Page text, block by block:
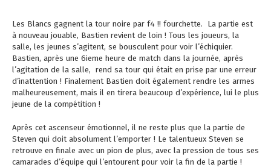
Les Blancs gagnent la tour noire par f4 !! fourchette. La partie est
à nouveau jouable, Bastien revient de loin ! Tous les joueurs, la
salle, les jeunes s’agitent, se bousculent pour voir l’échiquier.
Bastien, après une 6ieme heure de match dans la journée, après
l’agitation de la salle, rend sa tour qui était en prise par une erreur
d’inattention ! Finalement Bastien doit également rendre les armes
malheureusement, mais il en tirera beaucoup d’expérience, lui le plus
jeune de la compétition !
Après cet ascenseur émotionnel, il ne reste plus que la partie de
Steven qui doit absolument l’emporter ! Le talentueux Steven se
retrouve en finale avec un pion de plus, avec la pression de tous ses
camarades d’équipe qui l’entourent pour voir la fin de la partie !